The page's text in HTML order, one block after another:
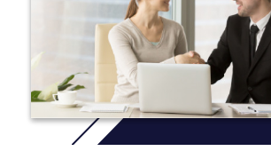
Chúng tôi cung cấp các khóa học tiếng
độ, thời gian biểu ngày và buổi tối, và bạn
bất kỳ thứ Hai nào.
Bạn sẽ làm một bài kiểm tra đơn giản để
bạn vào lớp học có trình độ phù hợp với
thể bắt đầu học ngay.